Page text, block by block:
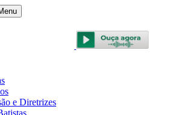
e Diretrizes